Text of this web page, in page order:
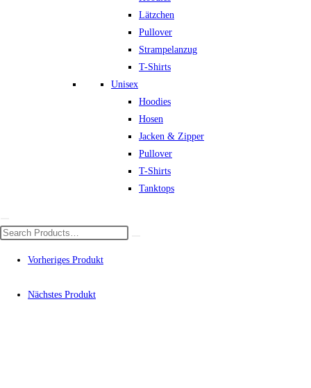
Lätzchen
Pullover
Strampelanzug
T-Shirts
Unisex
Hoodies
Hosen
Jacken & Zipper
Pullover
T-Shirts
Tanktops
Vorheriges Produkt
Nächstes Produkt